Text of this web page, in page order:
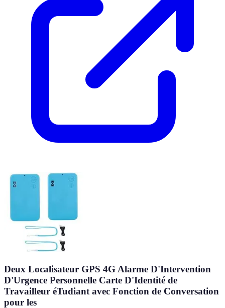
Deux Localisateur GPS 4G Alarme D'Intervention
D'Urgence Personnelle Carte D'Identité de
Travailleur éTudiant avec Fonction de Conversation
pour les